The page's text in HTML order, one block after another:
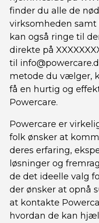
finder du alle de
virksomheden
kan også ringe til
direkte på
til
metode du vælger,
få en hurtig og
Powercare.
Powercare er
folk ønsker at
deres erfaring,
løsninger og
de det ideelle valg
der ønsker at opnå
at kontakte
hvordan de kan